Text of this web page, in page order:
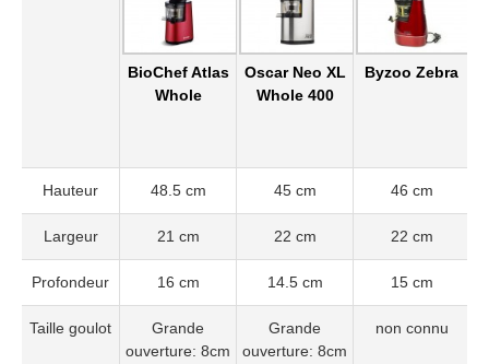
BioChef Atlas
Whole
Oscar Neo XL
Whole 400
Byzoo Zebra
Hauteur 48.5 cm 45 cm 46 cm
Largeur 21 cm 22 cm 22 cm
Profondeur 16 cm 14.5 cm 15 cm
Taille goulot
Grande
ouverture: 8cm
Grande
ouverture: 8cm
non connu